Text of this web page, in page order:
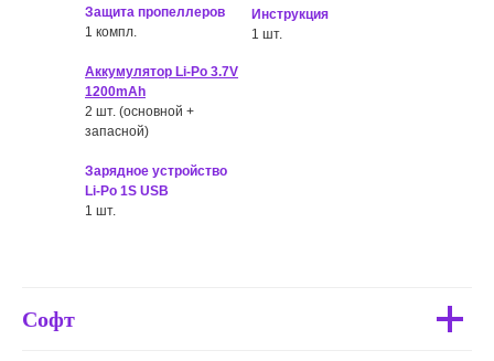
Защита пропеллеров
1 компл.
Аккумулятор Li-Po 3.7V
1200mAh
2 шт. (основной +
запасной)
Зарядное устройство
Li-Po 1S USB
1 шт.
Инструкция
1 шт.
Софт